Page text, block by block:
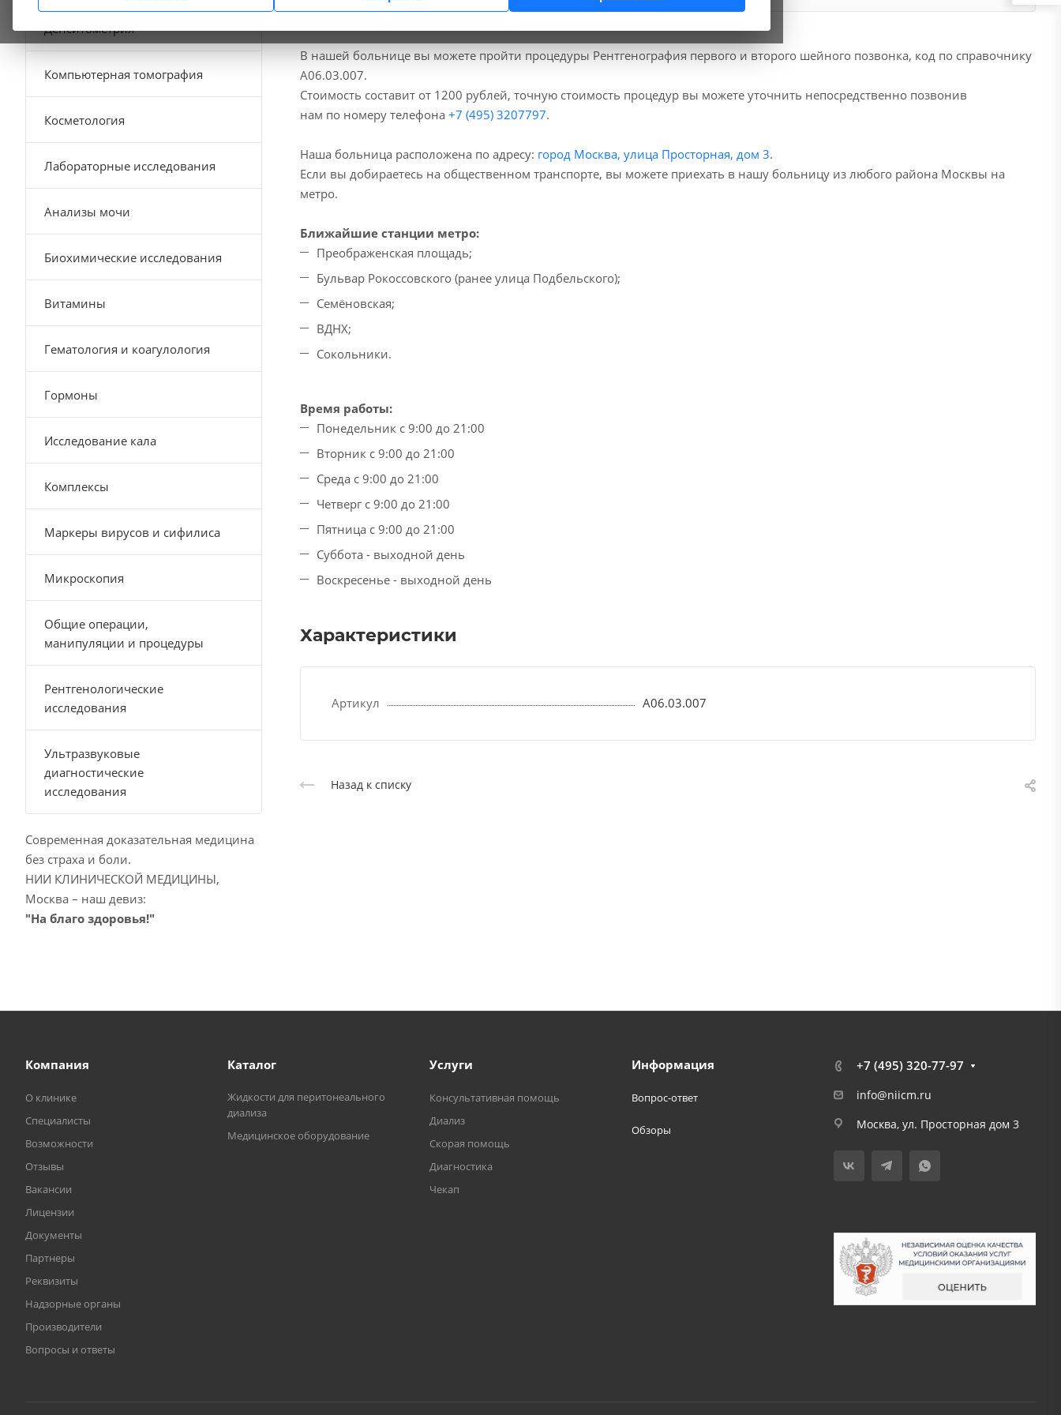
В нашей больнице вы можете пройти процедуры Рентгенография первого и второго шейного позвонка, код по справочнику
A06.03.007.
Стоимость составит от 1200 рублей, точную стоимость процедур вы можете уточнить непосредственно позвонив
нам по номеру телефона +7 (495) 3207797.
Наша больница расположена по адресу: город Москва, улица Просторная, дом 3.
Если вы добираетесь на общественном транспорте, вы можете приехать в нашу больницу из любого района Москвы на
метро.
Ближайшие станции метро:
Преображенская площадь;
Бульвар Рокоссовского (ранее улица Подбельского);
Семёновская;
ВДНХ;
Сокольники.
Время работы:
Понедельник с 9:00 до 21:00
Вторник с 9:00 до 21:00
Среда с 9:00 до 21:00
Четверг с 9:00 до 21:00
Пятница с 9:00 до 21:00
Суббота - выходной день
Воскресенье - выходной день
Характеристики
Артикул A06.03.007
Назад к списку
Денситометрия
Компьютерная томография
Косметология
Лабораторные исследования
Анализы мочи
Биохимические исследования
Витамины
Гематология и коагулология
Гормоны
Исследование кала
Комплексы
Маркеры вирусов и сифилиса
Микроскопия
Общие операции,
манипуляции и процедуры
Рентгенологические
исследования
Ультразвуковые
диагностические
исследования
Современная доказательная медицина
без страха и боли.
НИИ КЛИНИЧЕСКОЙ МЕДИЦИНЫ,
Москва – наш девиз:
"На благо здоровья!"
Компания
О клинике
Специалисты
Возможности
Отзывы
Вакансии
Лицензии
Документы
Партнеры
Реквизиты
Надзорные органы
Производители
Вопросы и ответы
Каталог
Жидкости для перитонеального
диализа
Медицинское оборудование
Услуги
Консультативная помощь
Диализ
Скорая помощь
Диагностика
Чекап
Информация
Вопрос-ответ
Обзоры
+7 (495) 320-77-97
info@niicm.ru
Москва, ул. Просторная дом 3